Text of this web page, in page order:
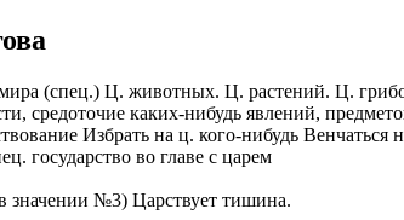
(спец.) Ц. животных. Ц. растений. Ц.
средоточие каких-нибудь явлений,
Избрать на ц. кого-нибудь Венчаться
государство во главе с царем
значении №3) Царствует тишина.